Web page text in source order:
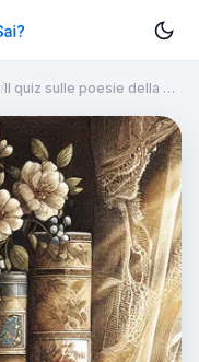
/Il quiz sulle poesie della …